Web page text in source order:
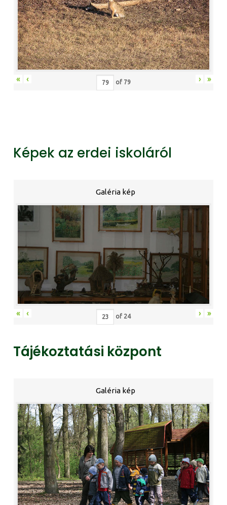
« ‹ of 79 › »
Képek az erdei iskoláról
Galéria kép
« ‹ of 24 › »
Tájékoztatási központ
Galéria kép